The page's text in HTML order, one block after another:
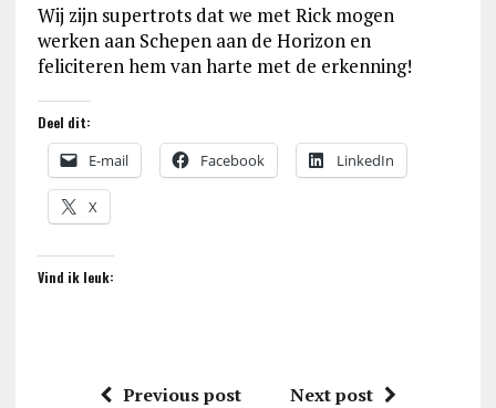
Wij zijn supertrots dat we met Rick mogen
werken aan Schepen aan de Horizon en
feliciteren hem van harte met de erkenning!
Deel dit:
E-mail Facebook LinkedIn
X
Vind ik leuk:
Previous post Next post